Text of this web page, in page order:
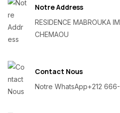
Notre Address
RESIDENCE MABROUKA
CHEMAOU
Contact Nous
Notre WhatsApp+212